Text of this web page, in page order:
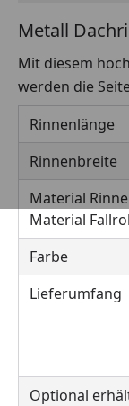
Metall
Mit diesem
werden die
Rinnenlänge
Rinnenbreite
Material Rinne
Material
Farbe
Lieferumfang
Optional